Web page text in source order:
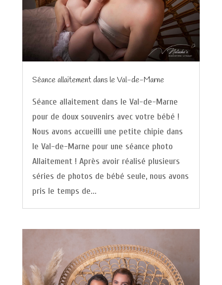
Séance allaitement dans le Val-de-Marne
Séance allaitement dans le Val-de-Marne
pour de doux souvenirs avec votre bébé !
Nous avons accueilli une petite chipie dans
le Val-de-Marne pour une séance photo
Allaitement ! Après avoir réalisé plusieurs
séries de photos de bébé seule, nous avons
pris le temps de...